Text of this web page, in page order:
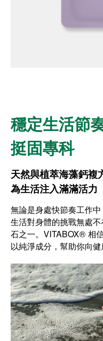
穩定生活節
挺固專科
天然與植萃海藻鈣複
為生活注入滿滿活力
無論是身處快節奏工作
生活對身體的挑戰無處
石之一。VITABOX® 相
以純淨成分，幫助你向健